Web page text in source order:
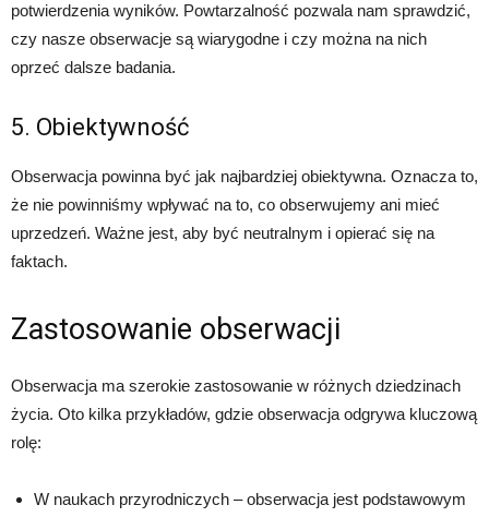
potwierdzenia wyników. Powtarzalność pozwala nam sprawdzić,
czy nasze obserwacje są wiarygodne i czy można na nich
oprzeć dalsze badania.
5. Obiektywność
Obserwacja powinna być jak najbardziej obiektywna. Oznacza to,
że nie powinniśmy wpływać na to, co obserwujemy ani mieć
uprzedzeń. Ważne jest, aby być neutralnym i opierać się na
faktach.
Zastosowanie obserwacji
Obserwacja ma szerokie zastosowanie w różnych dziedzinach
życia. Oto kilka przykładów, gdzie obserwacja odgrywa kluczową
rolę:
W naukach przyrodniczych – obserwacja jest podstawowym